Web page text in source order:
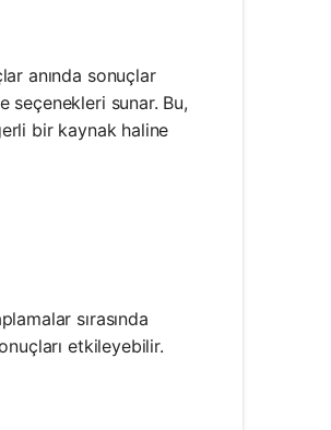
anında sonuçlar
seçenekleri sunar. Bu,
bir kaynak haline
sırasında
etkileyebilir.